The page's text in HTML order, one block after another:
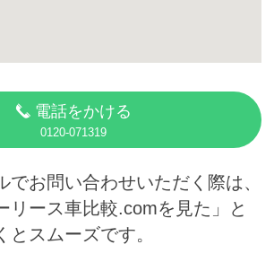
電話をかける
0120-071319
お問い合わせいただく際は、
リース車比較.comを見た」と
とスムーズです。